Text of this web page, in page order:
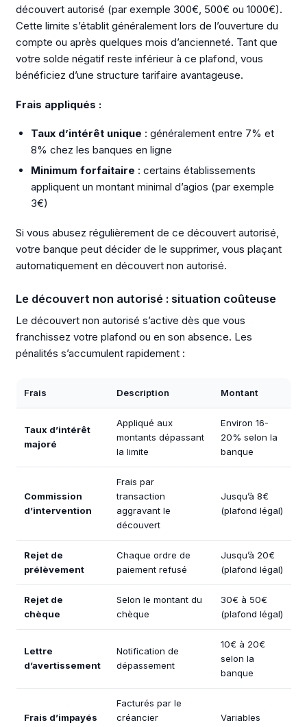
découvert autorisé (par exemple 300€, 500€ ou 1000€).
Cette limite s’établit généralement lors de l’ouverture du
compte ou après quelques mois d’ancienneté. Tant que
votre solde négatif reste inférieur à ce plafond, vous
bénéficiez d’une structure tarifaire avantageuse.
Frais appliqués :
Taux d’intérêt unique : généralement entre 7% et
8% chez les banques en ligne
Minimum forfaitaire : certains établissements
appliquent un montant minimal d’agios (par exemple
3€)
Si vous abusez régulièrement de ce découvert autorisé,
votre banque peut décider de le supprimer, vous plaçant
automatiquement en découvert non autorisé.
Le découvert non autorisé : situation coûteuse
Le découvert non autorisé s’active dès que vous
franchissez votre plafond ou en son absence. Les
pénalités s’accumulent rapidement :
Frais Description Montant
Taux d’intérêt
majoré
Appliqué aux
montants dépassant
la limite
Environ 16-
20% selon la
banque
Commission
d’intervention
Frais par
transaction
aggravant le
découvert
Jusqu’à 8€
(plafond légal)
Rejet de
prélèvement
Chaque ordre de
paiement refusé
Jusqu’à 20€
(plafond légal)
Rejet de
chèque
Selon le montant du
chèque
30€ à 50€
(plafond légal)
Lettre
d’avertissement
Notification de
dépassement
10€ à 20€
selon la
banque
Frais d’impayés
Facturés par le
créancier
Variables